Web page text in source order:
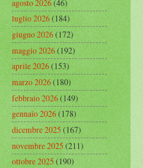
agosto 2026(46)
luglio 2026(184)
giugno 2026(172)
maggio 2026(192)
aprile 2026(153)
marzo 2026(180)
febbraio 2026(149)
gennaio 2026(178)
dicembre 2025(167)
novembre 2025(211)
ottobre 2025(190)